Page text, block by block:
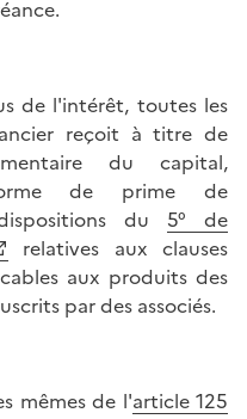
de l'intérêt, toutes les
reçoit à titre de
du capital,
de prime de
du 5° de
relatives aux clauses
aux produits des
par des associés.
mêmes de l'article 125